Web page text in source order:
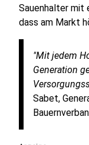
Sauenhalter mit
dass am Markt
"Mit jedem
Generation
Sabet,